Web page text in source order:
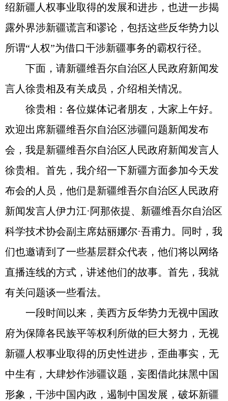
绍新疆人权事业取得的发展和进步，也进一步揭
露外界涉新疆谎言和谬论，包括这些反华势力以
所谓“人权”为借口干涉新疆事务的霸权行径。
下面，请新疆维吾尔自治区人民政府新闻发
言人徐贵相及有关成员，介绍相关情况。
徐贵相：各位媒体记者朋友，大家上午好。
欢迎出席新疆维吾尔自治区涉疆问题新闻发布
会，我是新疆维吾尔自治区人民政府新闻发言人
徐贵相。首先，我介绍一下新疆方面参加今天发
布会的人员，他们是新疆维吾尔自治区人民政府
新闻发言人伊力江·阿那依提、新疆维吾尔自治区
科学技术协会副主席姑丽娜尔·吾甫力。同时，我
们也邀请到了一些基层群众代表，他们将以网络
直播连线的方式，讲述他们的故事。首先，我就
有关问题谈一些看法。
一段时间以来，美西方反华势力无视中国政
府为保障各民族平等权利所做的巨大努力，无视
新疆人权事业取得的历史性进步，歪曲事实，无
中生有，大肆炒作涉疆议题，妄图借此抹黑中国
形象，干涉中国内政，遏制中国发展，破坏新疆